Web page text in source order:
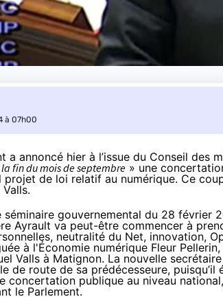
à 07h00
a annoncé hier à l’issue du Conseil des
fin du mois de septembre » une
projet de loi relatif au numérique. Ce
séminaire gouvernemental du 28 février
Ayrault va peut-être commencer à
neutralité du Net, innovation,
à l'Économie numérique Fleur
Valls à Matignon. La nouvelle
de route de sa prédécesseure,
concertation publique au niveau
le Parlement.